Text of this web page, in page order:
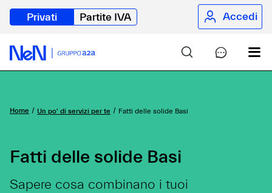
Privati Partite IVA Accedi
Home Un po' di servizi per te Fatti delle solide Basi
Fatti delle solide Basi
Sapere cosa combinano i tuoi